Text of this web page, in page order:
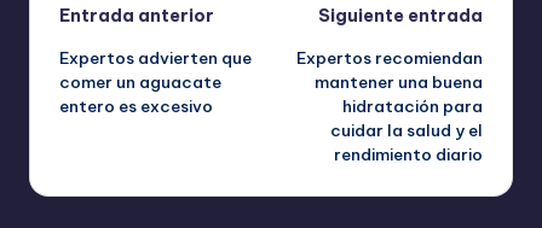
Navegación
de
entradas
Entrada anterior
Expertos advierten que
comer un aguacate
entero es excesivo
Siguiente entrada
Expertos recomiendan
mantener una buena
hidratación para
cuidar la salud y el
rendimiento diario